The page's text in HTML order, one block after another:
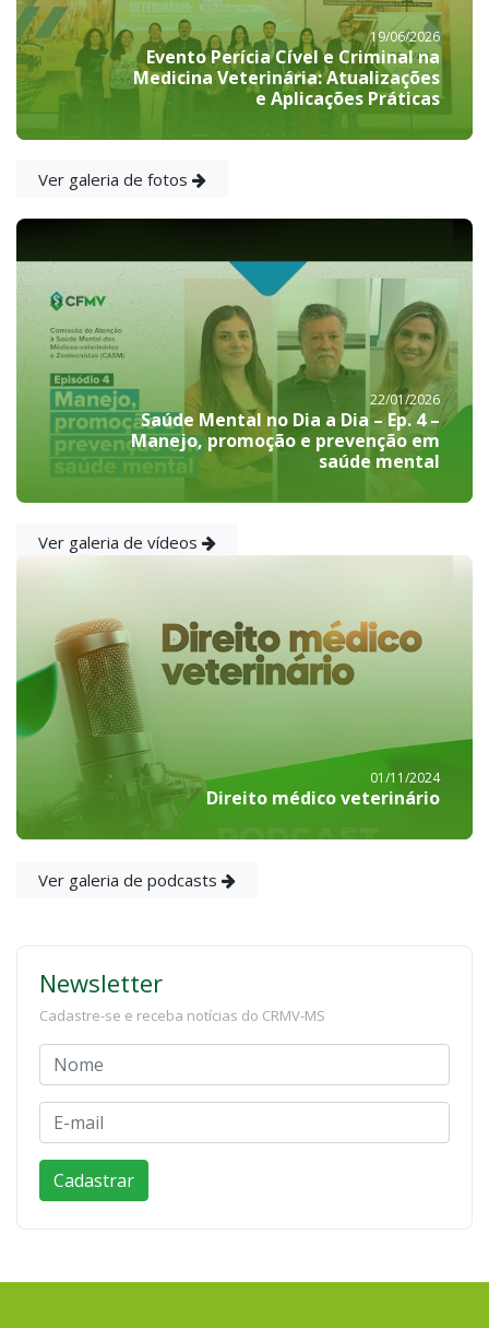
19/06/2026
Evento Perícia Cível e Criminal na
Medicina Veterinária: Atualizações
e Aplicações Práticas
Ver galeria de fotos
22/01/2026
Saúde Mental no Dia a Dia – Ep. 4 –
Manejo, promoção e prevenção em
saúde mental
Ver galeria de vídeos
01/11/2024
Direito médico veterinário
Ver galeria de podcasts
Newsletter
Cadastre-se e receba notícias do CRMV-MS